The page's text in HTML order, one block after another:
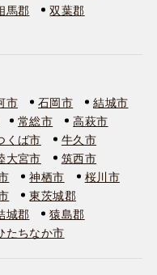
馬郡
双葉郡
市 石岡市
結城市
常総市
高萩市
くば市
牛久市
大宮市
筑西市
神栖市
桜川市
東茨城郡
城郡
猿島郡
たちなか市